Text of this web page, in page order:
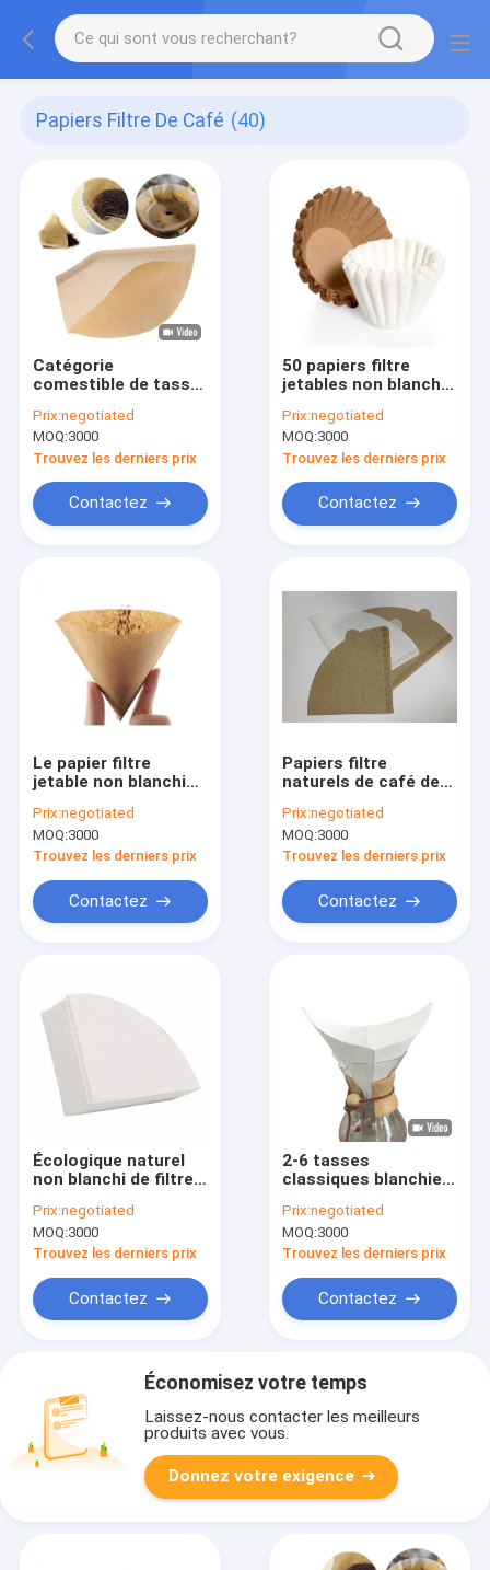
Papiers Filtre De Café (40)
Catégorie
comestible de tasse
café de filtre de
forme de cône 1-4
Prix:negotiated
MOQ:3000
Trouvez les derniers prix
Contactez
50 papiers filtre
jetables non blanchis
le fabricant de café
Prix:negotiated
MOQ:3000
Trouvez les derniers prix
Contactez
Le papier filtre
jetable non blanchi
d'égouttement de
nature filtre V01
Prix:negotiated
MOQ:3000
Trouvez les derniers prix
Contactez
Papiers filtre
naturels de café de
adapté aux besoins
du client par
10.2x13.4mm blanc
Prix:negotiated
MOQ:3000
Trouvez les derniers prix
Contactez
Écologique naturel
non blanchi de filtres
taille 4
Prix:negotiated
MOQ:3000
Trouvez les derniers prix
Contactez
2-6 tasses
classiques blanchies
filtre à café jetable
Chemex
Prix:negotiated
MOQ:3000
Trouvez les derniers prix
Contactez
Économisez votre temps
Laissez-nous contacter les meilleurs
produits avec vous.
Donnez votre exigence